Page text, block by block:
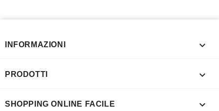
INFORMAZIONI 
PRODOTTI 
SHOPPING ONLINE FACILE 